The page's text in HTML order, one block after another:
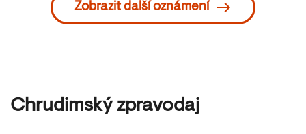
Zobrazit další oznámení
Chrudimský zpravodaj